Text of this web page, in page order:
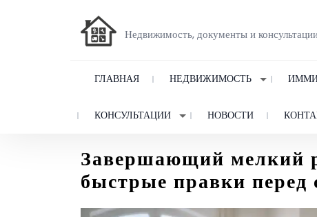
Недвижимость, документы и
ГЛАВНАЯ НЕДВИЖИМОСТЬ
КОНСУЛЬТАЦИИ НОВОСТИ
Завершающий мелкий
быстрые правки перед